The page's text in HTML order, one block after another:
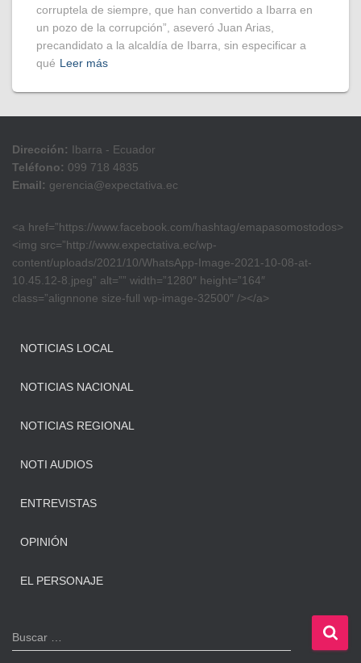
corruptela de siempre, que han convertido a Ibarra en
un pozo de la corrupción”, aseveró Juan Arias,
precandidato a la alcaldía de Ibarra, sin especificar a
qué Leer más
Dirección: Ibarra - Ecuador
Teléfono: 099 718 4835
Email: gerencia@expectativa.ec
<a href=”https://www.facebook.com/hashtag/emapasomostodos>
<img src=”http://www.expectativa.ec/wp-
content/uploads/2021/10/WhatsApp-Image-2021-10-08-at-
10.45.12-8.jpeg” alt=”” width=”1280″ height=”164″
class=”alignnone size-full wp-image-32500″ /></a>
NOTICIAS LOCAL
NOTICIAS NACIONAL
NOTICIAS REGIONAL
NOTI AUDIOS
ENTREVISTAS
OPINIÓN
EL PERSONAJE
B
u
Buscar …